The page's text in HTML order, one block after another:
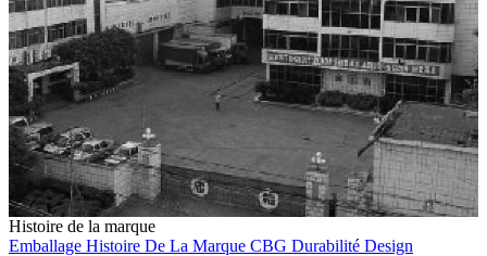
Histoire de la marque
Emballage Histoire De La Marque CBG Durabilité Design